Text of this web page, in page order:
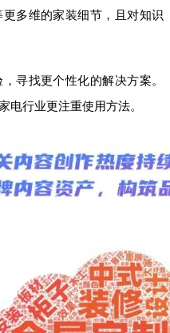
多维的家装细节，且对知识
寻找更个性化的解决方案。
电行业更注重使用方法。